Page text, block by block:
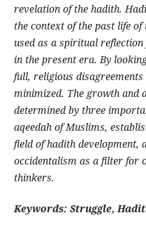
revelation of the hadith.
the context of the past life
used as a spiritual
in the present era. By
full, religious
minimized. The growth and
determined by three
aqeedah of Muslims,
field of hadith development,
occidentalism as a filter for
thinkers.
Keywords: Struggle,